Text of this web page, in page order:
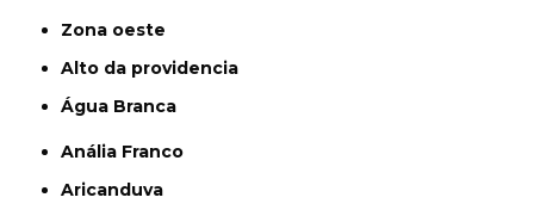
Zona oeste
alto da providencia
Água Branca
Anália Franco
Aricanduva